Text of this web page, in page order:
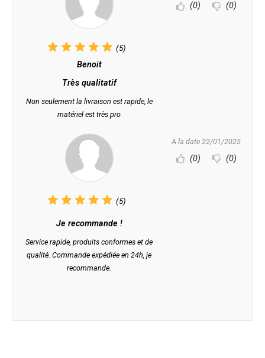
(5)
Benoit
Très qualitatif
Non seulement la livraison est rapide, le
matériel est très pro
(0) (0)
(5)
Je recommande !
Service rapide, produits conformes et de
qualité. Commande expédiée en 24h, je
recommande.
À la date 22/01/2025
(0) (0)